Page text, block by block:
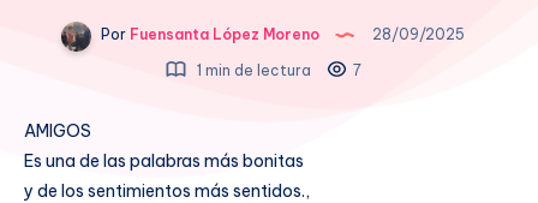
Por Fuensanta López Moreno
28/09/2025
1 min de lectura
7
AMIGOS
Es una de las palabras más bonitas
y de los sentimientos más sentidos.,